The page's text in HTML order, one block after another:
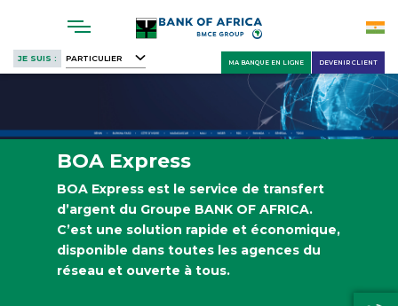
main
content
JE SUIS : PARTICULIER DEVENIR CLIENT
MA BANQUE EN LIGNE
BOA Express
BOA Express est le service de transfert
d’argent du Groupe BANK OF AFRICA.
C’est une solution rapide et économique,
disponible dans toutes les agences du
réseau et ouverte à tous.